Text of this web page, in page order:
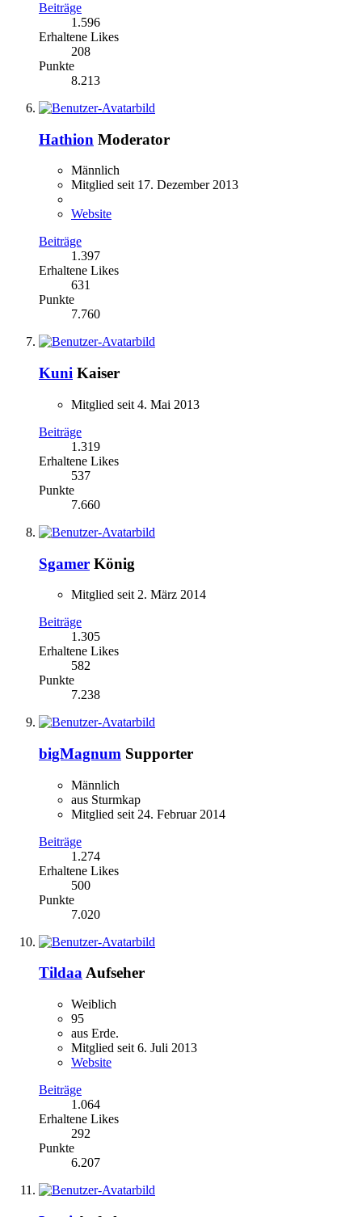
Beiträge
1.596
Erhaltene Likes
208
Punkte
8.213
Hathion Moderator
Männlich
Mitglied seit 17. Dezember 2013
Website
Beiträge
1.397
Erhaltene Likes
631
Punkte
7.760
Kuni Kaiser
Mitglied seit 4. Mai 2013
Beiträge
1.319
Erhaltene Likes
537
Punkte
7.660
Sgamer König
Mitglied seit 2. März 2014
Beiträge
1.305
Erhaltene Likes
582
Punkte
7.238
bigMagnum Supporter
Männlich
aus Sturmkap
Mitglied seit 24. Februar 2014
Beiträge
1.274
Erhaltene Likes
500
Punkte
7.020
TildaaAufseher
Weiblich
95
aus Erde.
Mitglied seit 6. Juli 2013
Website
Beiträge
1.064
Erhaltene Likes
292
Punkte
6.207